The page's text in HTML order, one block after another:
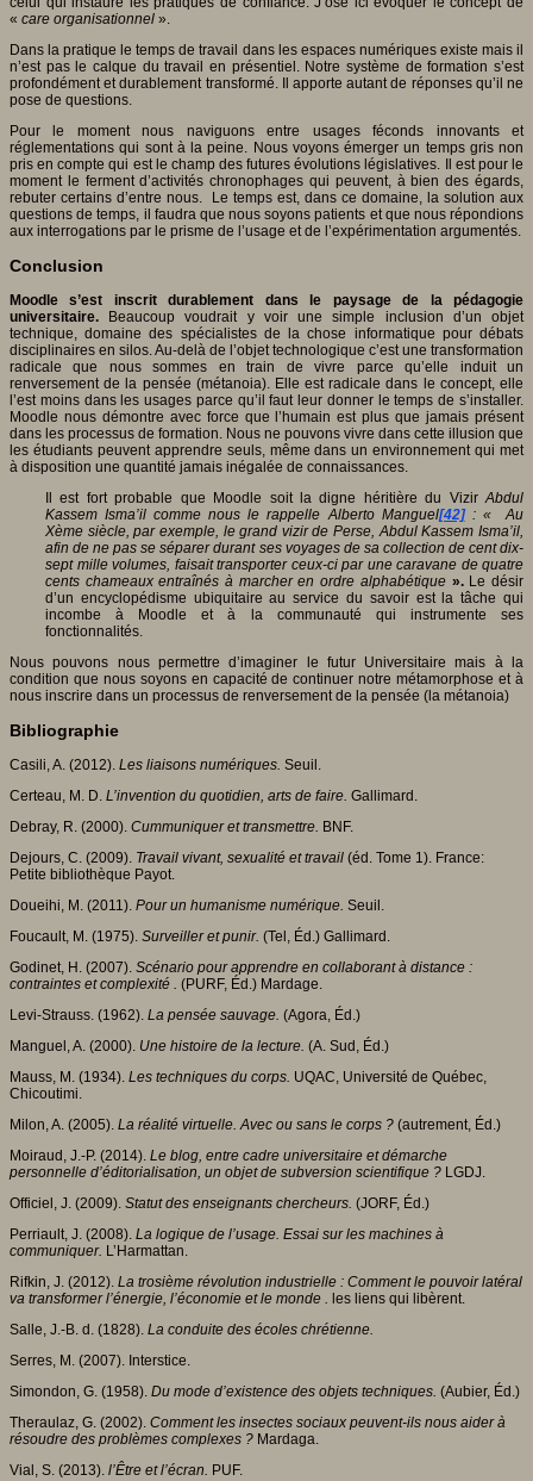
« care organisationnel ».
Dans la pratique le temps de travail dans les espaces numériques existe mais il
n’est pas le calque du travail en présentiel. Notre système de formation s’est
profondément et durablement transformé. Il apporte autant de réponses qu’il ne
pose de questions.
Pour le moment nous naviguons entre usages féconds innovants et
réglementations qui sont à la peine. Nous voyons émerger un temps gris non
pris en compte qui est le champ des futures évolutions législatives. Il est pour le
moment le ferment d’activités chronophages qui peuvent, à bien des égards,
rebuter certains d’entre nous. Le temps est, dans ce domaine, la solution aux
questions de temps, il faudra que nous soyons patients et que nous répondions
aux interrogations par le prisme de l’usage et de l’expérimentation argumentés.
Conclusion
Moodle s’est inscrit durablement dans le paysage de la pédagogie
universitaire. Beaucoup voudrait y voir une simple inclusion d’un objet
technique, domaine des spécialistes de la chose informatique pour débats
disciplinaires en silos. Au-delà de l’objet technologique c’est une transformation
radicale que nous sommes en train de vivre parce qu’elle induit un
renversement de la pensée (métanoia). Elle est radicale dans le concept, elle
l’est moins dans les usages parce qu’il faut leur donner le temps de s’installer.
Moodle nous démontre avec force que l’humain est plus que jamais présent
dans les processus de formation. Nous ne pouvons vivre dans cette illusion que
les étudiants peuvent apprendre seuls, même dans un environnement qui met
à disposition une quantité jamais inégalée de connaissances.
Il est fort probable que Moodle soit la digne héritière du VizirAbdul
Kassem Isma’il comme nous le rappelle Alberto Manguel[42]: «
Au
Xème siècle, par exemple, le grand vizir de Perse, Abdul Kassem Isma’il,
afin de ne pas se séparer durant ses voyages de sa collection de cent dix-
sept mille volumes, faisait transporter ceux-ci par une caravane de quatre
cents chameaux entraînés à marcher en ordre alphabétique ». Le désir
d’un encyclopédisme ubiquitaire au service du savoir est la tâche qui
incombe à Moodle et à la communauté qui instrumente ses
fonctionnalités.
Nous pouvons nous permettre d’imaginer le futur Universitaire mais à la
condition que nous soyons en capacité de continuer notre métamorphose et à
nous inscrire dans un processus de renversement de la pensée (la métanoia)
Bibliographie
Casili, A. (2012). Les liaisons numériques. Seuil.
Certeau, M. D. L’invention du quotidien, arts de faire. Gallimard.
Debray, R. (2000). Cummuniquer et transmettre. BNF.
Dejours, C. (2009). Travail vivant, sexualité et travail (éd. Tome 1). France:
Petite bibliothèque Payot.
Doueihi, M. (2011). Pour un humanisme numérique. Seuil.
Foucault, M. (1975). Surveiller et punir. (Tel, Éd.) Gallimard.
Godinet, H. (2007). Scénario pour apprendre en collaborant à distance :
contraintes et complexité . (PURF, Éd.) Mardage.
Levi-Strauss. (1962). La pensée sauvage. (Agora, Éd.)
Manguel, A. (2000). Une histoire de la lecture. (A. Sud, Éd.)
Mauss, M. (1934). Les techniques du corps. UQAC, Université de Québec,
Chicoutimi.
Milon, A. (2005). La réalité virtuelle. Avec ou sans le corps ? (autrement, Éd.)
Moiraud, J.-P. (2014). Le blog, entre cadre universitaire et démarche
personnelle d’éditorialisation, un objet de subversion scientifique ? LGDJ.
Officiel, J. (2009). Statut des enseignants chercheurs. (JORF, Éd.)
Perriault, J. (2008). La logique de l’usage. Essai sur les machines à
communiquer. L’Harmattan.
Rifkin, J. (2012). La trosième révolution industrielle : Comment le pouvoir latéral
va transformer l’énergie, l’économie et le monde . les liens qui libèrent.
Salle, J.-B. d. (1828). La conduite des écoles chrétienne.
Serres, M. (2007). Interstice.
Simondon, G. (1958). Du mode d’existence des objets techniques. (Aubier, Éd.)
Theraulaz, G. (2002). Comment les insectes sociaux peuvent-ils nous aider à
résoudre des problèmes complexes ? Mardaga.
Vial, S. (2013). l’Être et l’écran. PUF.